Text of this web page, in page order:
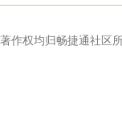
作权均归畅捷通社区